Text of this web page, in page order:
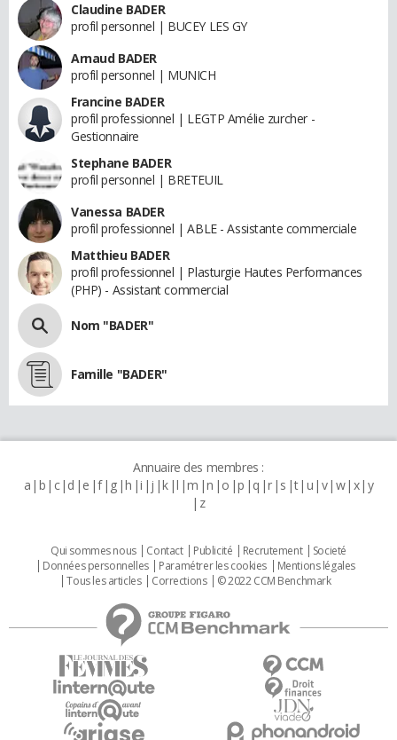
Claudine BADER
profil personnel | BUCEY LES GY
Arnaud BADER
profil personnel | MUNICH
Francine BADER
profil professionnel | LEGTP Amélie zurcher -
Gestionnaire
Stephane BADER
profil personnel | BRETEUIL
Vanessa BADER
profil professionnel | ABLE - Assistante commerciale
Matthieu BADER
profil professionnel | Plasturgie Hautes Performances
(PHP) - Assistant commercial
Nom "BADER"
Famille "BADER"
Annuaire des membres :
a b c d e f g h i j k l m n o p q r s t u v w x y
z
Qui sommes nous Contact Publicité Recrutement
Societé
Données personnelles
Paramétrer les cookies
Mentions légales
Tous les articles
Corrections © 2022 CCM Benchmark